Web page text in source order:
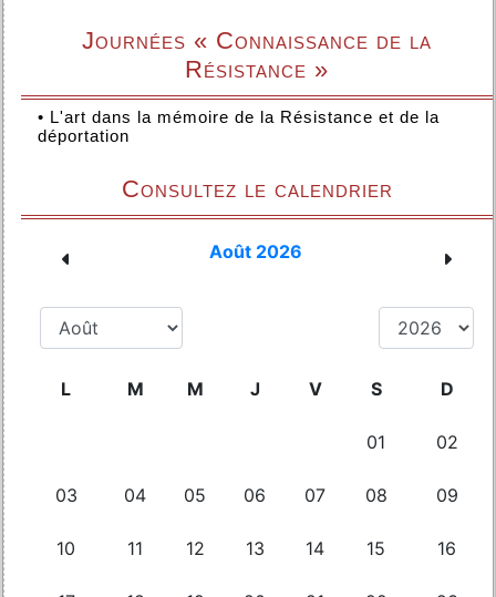
Journées « Connaissance de la
Résistance »
• L'art dans la mémoire de la Résistance et de la
déportation
Consultez le calendrier